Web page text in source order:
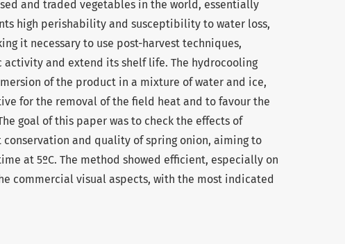
and traded vegetables in the world, essentially
high perishability and susceptibility to water loss,
it necessary to use post-harvest techniques,
and extend its shelf life. The hydrocooling
of the product in a mixture of water and ice,
for the removal of the field heat and to favour the
goal of this paper was to check the effects of
conservation and quality of spring onion, aiming to
at 5ºC. The method showed efficient, especially on
commercial visual aspects, with the most indicated